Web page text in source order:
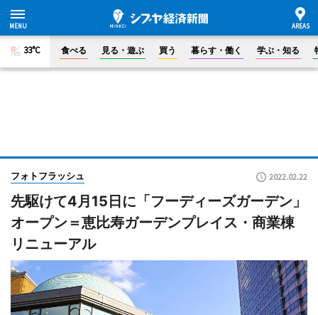
33°C 食べる 見る・遊ぶ 買う 暮らす・働く 学ぶ・知る
フォトフラッシュ 2022.02.22
先駆けて4月15日に「フーディーズガーデン」
オープン＝恵比寿ガーデンプレイス・商業棟
リニューアル